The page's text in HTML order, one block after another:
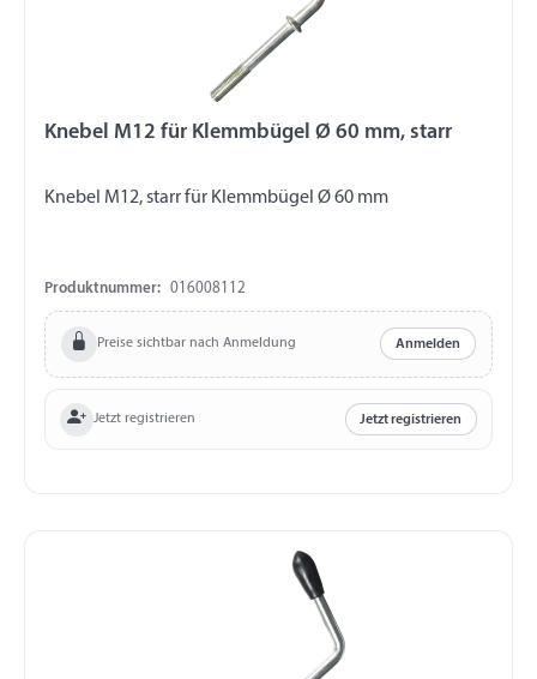
Knebel M12 für Klemmbügel Ø 60 mm, starr
Knebel M12, starr für Klemmbügel Ø 60 mm
Produktnummer: 016008112
Preise sichtbar nach Anmeldung Anmelden
Jetzt registrieren Jetzt registrieren